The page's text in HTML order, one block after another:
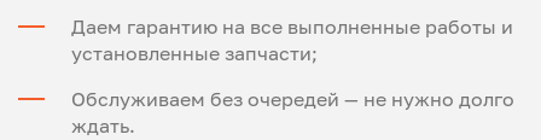
Даем гарантию на все выполненные работы и
установленные запчасти;
Обслуживаем без очередей — не нужно долго
ждать.